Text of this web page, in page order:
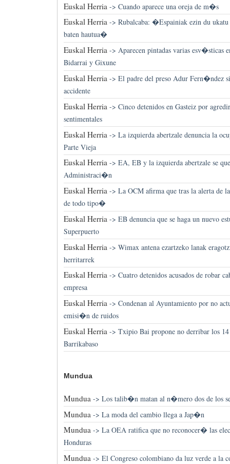
Euskal Herria -> Cuando aparece una oreja de m�s
Euskal Herria-> Rubalcaba: �Espainiak ezin du
baten hautua�
Euskal Herria-> Aparecen pintadas varias esv�sticas
Bidarrai y Gixune
Euskal Herria-> El padre del preso Adur Fern�ndez
accidente
Euskal Herria -> Cinco detenidos en Gasteiz por
sentimentales
Euskal Herria -> La izquierda abertzale denuncia la
Parte Vieja
Euskal Herria-> EA, EB y la izquierda abertzale se
Administraci�n
Euskal Herria-> La OCM afirma que tras la alerta de
de todo tipo�
Euskal Herria-> EB denuncia que se haga un nuevo
Superpuerto
Euskal Herria -> Wimax antena ezartzeko lanak
herritarrek
Euskal Herria-> Cuatro detenidos acusados de robar
empresa
Euskal Herria-> Condenan al Ayuntamiento por no
emisi�n de ruidos
Euskal Herria-> Txipio Bai propone no derribar los
Barrikabaso
Mundua
Mundua-> Los talib�n matan al n�mero dos de los
Mundua -> La moda del cambio llega a Jap�n
Mundua-> La OEA ratifica que no reconocer� las
Honduras
Mundua-> El Congreso colombiano da luz verde a la